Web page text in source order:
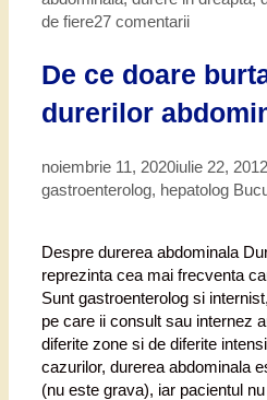
de fiere27 comentarii
De ce doare
durerilor
noiembrie 11, 2020iulie 22, 2012
gastroenterolog, hepatolog
Despre durerea abdominala
reprezinta cea mai frecventa
Sunt gastroenterolog si
pe care ii consult sau internez
diferite zone si de diferite
cazurilor, durerea abdominala
(nu este grava), iar pacientul